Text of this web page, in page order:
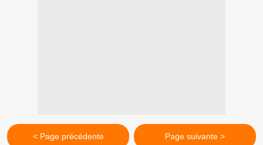
< Page précédente Page suivante >